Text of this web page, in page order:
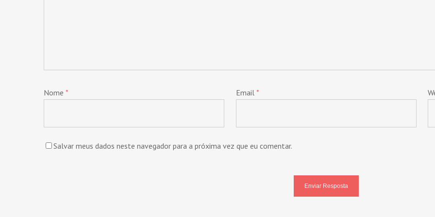
Nome * Email *
Salvar meus dados neste navegador para a próxima vez que eu comentar.